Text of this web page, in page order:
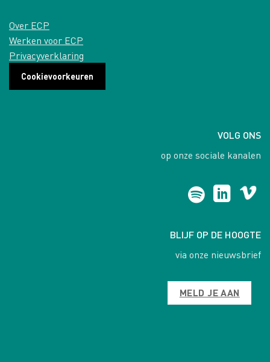
Over ECP
Werken voor ECP
Privacyverklaring
Cookievoorkeuren
VOLG ONS
op onze sociale kanalen
BLIJF OP DE HOOGTE
via onze nieuwsbrief
MELD JE AAN